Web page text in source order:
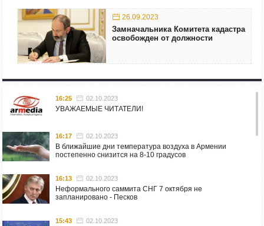
26.09.2023
Замначальника Комитета кадастра
освобожден от должности
16:25 02.10.2023
УВАЖАЕМЫЕ ЧИТАТЕЛИ!
16:17 02.10.2023
В ближайшие дни температура воздуха в Армении
постепенно снизится на 8-10 градусов
16:13 02.10.2023
Неформального саммита СНГ 7 октября не
запланировано - Песков
15:43 02.10.2023